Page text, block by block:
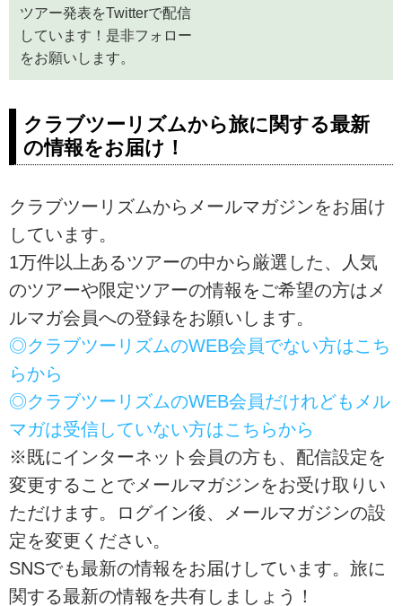
ツアー発表をTwitterで配信
しています！是非フォロー
をお願いします。
クラブツーリズムから旅に関する最新
の情報をお届け！
クラブツーリズムからメールマガジンをお届け
しています。
1万件以上あるツアーの中から厳選した、人気
のツアーや限定ツアーの情報をご希望の方はメ
ルマガ会員への登録をお願いします。
◎クラブツーリズムのWEB会員でない方はこち
らから
◎クラブツーリズムのWEB会員だけれどもメル
マガは受信していない方はこちらから
※既にインターネット会員の方も、配信設定を
変更することでメールマガジンをお受け取りい
ただけます。ログイン後、メールマガジンの設
定を変更ください。
SNSでも最新の情報をお届けしています。旅に
関する最新の情報を共有しましょう！